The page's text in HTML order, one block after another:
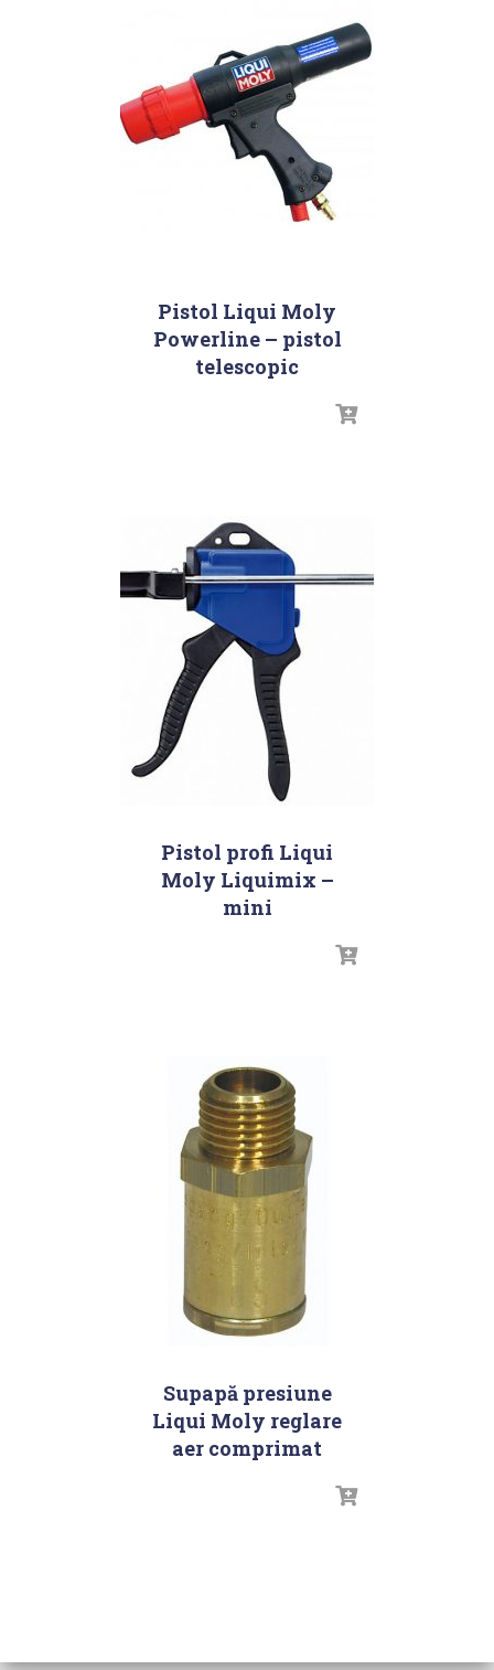
Pistol Liqui Moly
Powerline – pistol
telescopic
Pistol profi Liqui
Moly Liquimix –
mini
Supapă presiune
Liqui Moly reglare
aer comprimat